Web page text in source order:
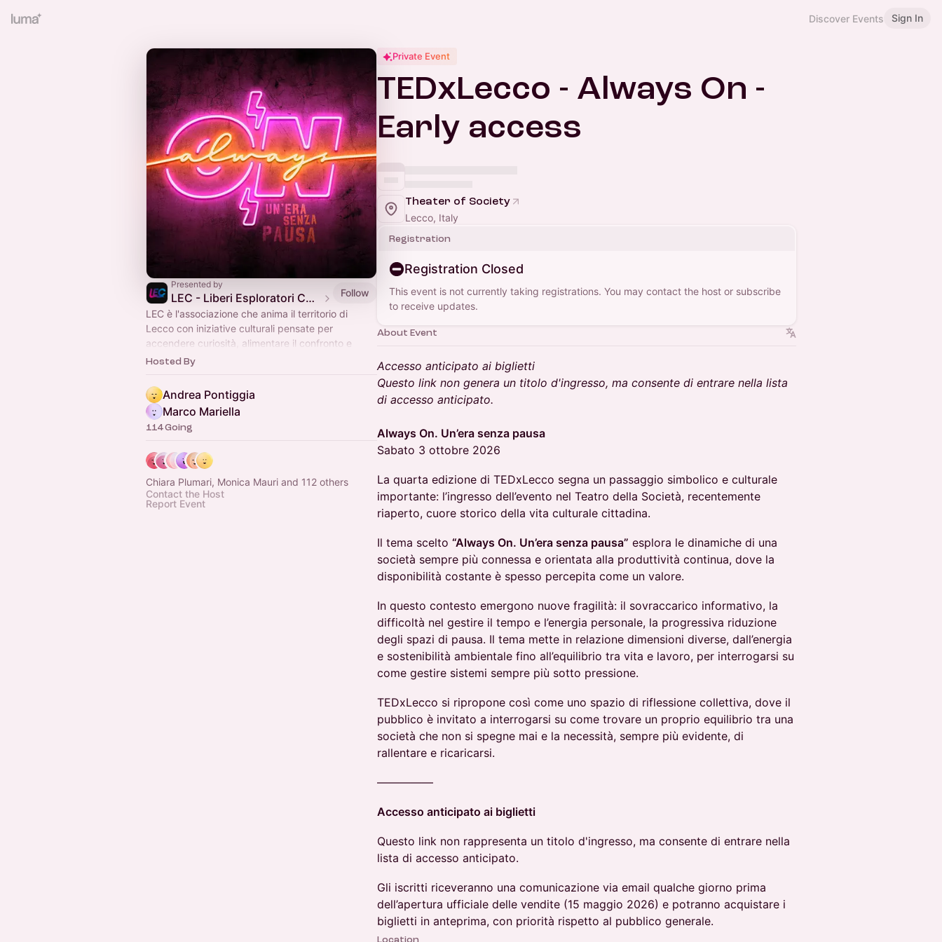
Discover Events Sign In
Presented by
LEC - Liberi Esploratori Culturali
Follow
LEC è l'associazione che anima il territorio di
Lecco con iniziative culturali pensate per
accendere curiosità, alimentare il confronto e
favorire la partecipazione.
Hosted By
Andrea Pontiggia
Marco Mariella
114 Going
Chiara Plumari, Monica Mauri and 112 others
Contact the Host
Report Event
Private Event
TEDxLecco - Always On -
Early access
Theater of Society
Lecco, Italy
Registration
Registration Closed
This event is not currently taking registrations. You may contact the host or subscribe
to receive updates.
About Event
Accesso anticipato ai biglietti
Questo link non genera un titolo d'ingresso, ma consente di entrare nella lista
di accesso anticipato.
Always On. Un’era senza pausa
Sabato 3 ottobre 2026
La quarta edizione di TEDxLecco segna un passaggio simbolico e culturale
importante: l’ingresso dell’evento nel Teatro della Società, recentemente
riaperto, cuore storico della vita culturale cittadina.
Il tema scelto “Always On. Un’era senza pausa” esplora le dinamiche di una
società sempre più connessa e orientata alla produttività continua, dove la
disponibilità costante è spesso percepita come un valore.
In questo contesto emergono nuove fragilità: il sovraccarico informativo, la
difficoltà nel gestire il tempo e l’energia personale, la progressiva riduzione
degli spazi di pausa. Il tema mette in relazione dimensioni diverse, dall’energia
e sostenibilità ambientale fino all’equilibrio tra vita e lavoro, per interrogarsi su
come gestire sistemi sempre più sotto pressione.
TEDxLecco si ripropone così come uno spazio di riflessione collettiva, dove il
pubblico è invitato a interrogarsi su come trovare un proprio equilibrio tra una
società che non si spegne mai e la necessità, sempre più evidente, di
rallentare e ricaricarsi.
—————
Accesso anticipato ai biglietti
Questo link non rappresenta un titolo d'ingresso, ma consente di entrare nella
lista di accesso anticipato.
Gli iscritti riceveranno una comunicazione via email qualche giorno prima
dell’apertura ufficiale delle vendite (15 maggio 2026) e potranno acquistare i
biglietti in anteprima, con priorità rispetto al pubblico generale.
Location